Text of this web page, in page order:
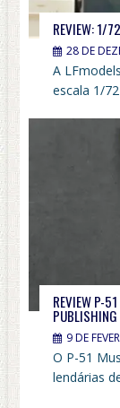
REVIEW: 1/
28 DE
A
escala 1/
REVIEW P-
PUBLISHING
9 DE
O P-51
lendárias